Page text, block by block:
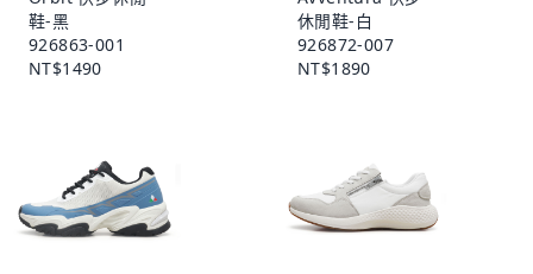
鞋-黑
926863-001
NT$1490
休閒鞋-白
926872-007
NT$1890